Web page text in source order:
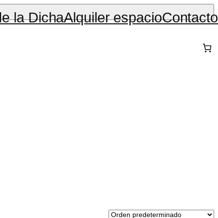
la DichaAlquiler espacioContacto